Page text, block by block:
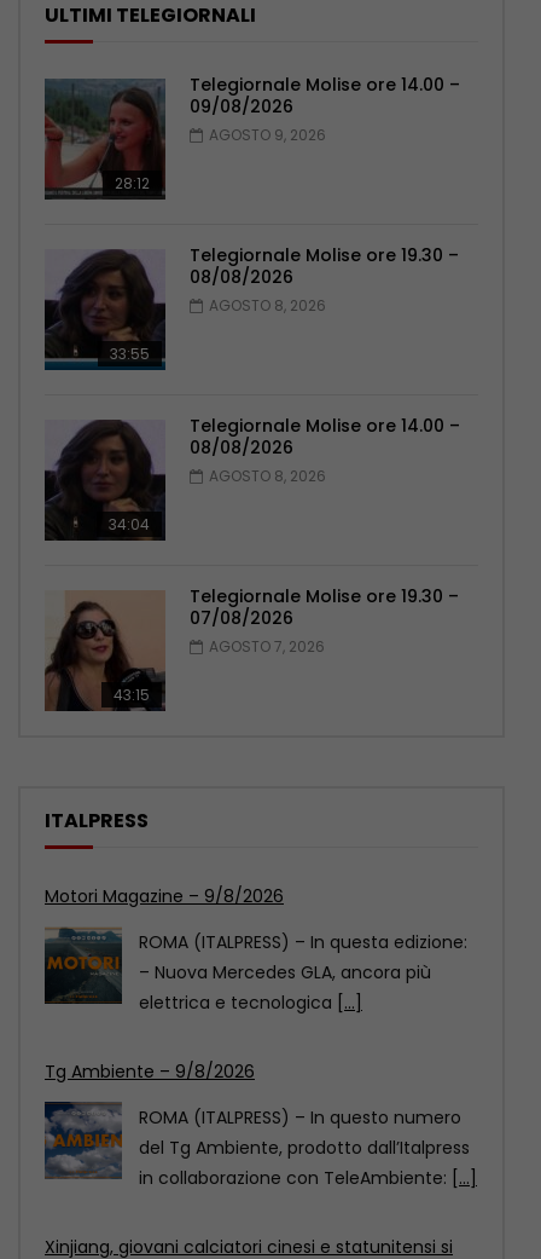
ULTIMI TELEGIORNALI
28:12
Telegiornale Molise ore 14.00 –
09/08/2026
AGOSTO 9, 2026
33:55
Telegiornale Molise ore 19.30 –
08/08/2026
AGOSTO 8, 2026
34:04
Telegiornale Molise ore 14.00 –
08/08/2026
AGOSTO 8, 2026
43:15
Telegiornale Molise ore 19.30 –
07/08/2026
AGOSTO 7, 2026
ITALPRESS
Tg Ambiente – 9/8/2026
ROMA (ITALPRESS) – In questo numero
del Tg Ambiente, prodotto dall’Italpress
in collaborazione con TeleAmbiente:
Xinjiang, giovani calciatori cinesi e statunitensi si
incontrano grazie a sport
Uno scambio calcistico giovanile tra
Cina e Stati Uniti si è svolto nel fine